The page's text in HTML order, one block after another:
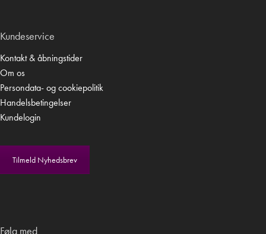
Kundeservice
Kontakt & åbningstider
Om os
Persondata- og cookiepolitik
Handelsbetingelser
Kundelogin
Tilmeld Nyhedsbrev
Følg med